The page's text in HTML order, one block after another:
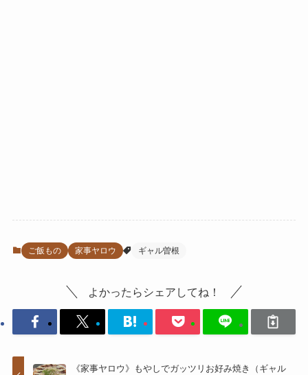
ご飯もの 家事ヤロウ ギャル曽根
よかったらシェアしてね！
《家事ヤロウ》もやしでガッツリお好み焼き（ギャル